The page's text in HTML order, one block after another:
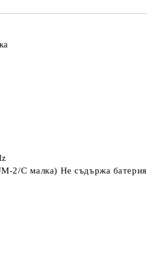
2/C малка) Не съдържа батерия